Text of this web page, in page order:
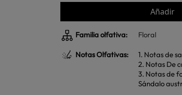
Añadir
Familia olfativa: Floral
Notas Olfativas:
1. Notas de
2. Notas De
3. Notas de
Sándalo